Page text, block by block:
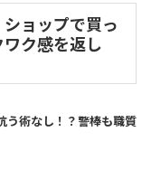
ョップで買っ
ク感を返し
う術なし！？警棒も職質